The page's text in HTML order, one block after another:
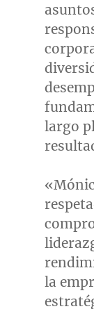
largo
la